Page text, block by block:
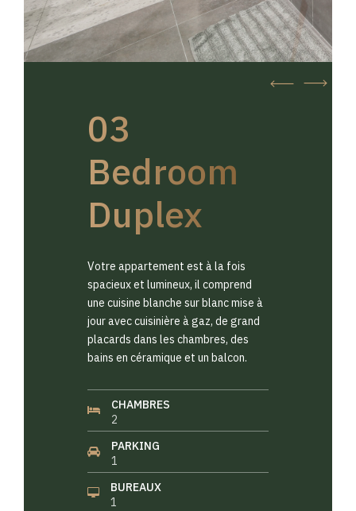
03
Bedroom
Duplex
Votre appartement est à la fois
spacieux et lumineux, il comprend
une cuisine blanche sur blanc mise à
jour avec cuisinière à gaz, de grand
placards dans les chambres, des
bains en céramique et un balcon.
CHAMBRES
2
PARKING
1
BUREAUX
1